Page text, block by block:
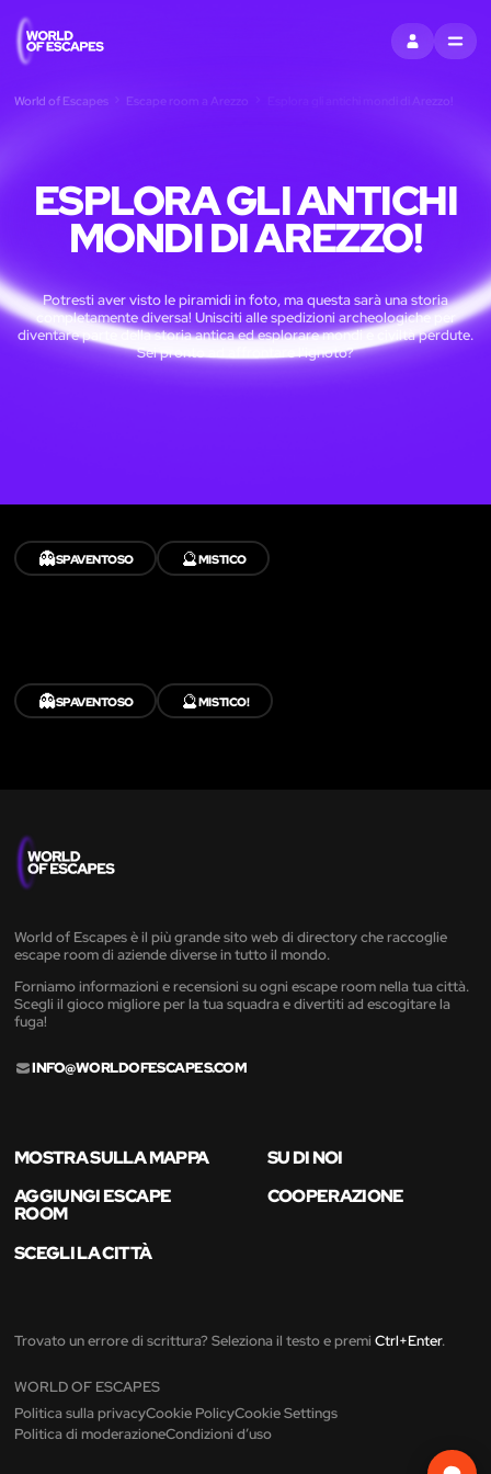
ACCEDIMENU
World of Escapes Escape room a Arezzo Esplora gli antichi mondi di Arezzo!
ESPLORA GLI ANTICHI
MONDI DI AREZZO!
Potresti aver visto le piramidi in foto, ma questa sarà una storia
completamente diversa! Unisciti alle spedizioni archeologiche per
diventare parte della storia antica ed esplorare mondi e civiltà perdute.
Sei pronto ad affrontare l'ignoto?
👻SPAVENTOSO 🔮MISTICO
👻SPAVENTOSO 🔮MISTICO!
World of Escapes è il più grande sito web di directory che raccoglie
escape room di aziende diverse in tutto il mondo.
Forniamo informazioni e recensioni su ogni escape room nella tua città.
Scegli il gioco migliore per la tua squadra e divertiti ad escogitare la
fuga!
INFO@WORLDOFESCAPES.COM
MOSTRA SULLA MAPPA
SU DI NOI
AGGIUNGI ESCAPE
ROOM
COOPERAZIONE
SCEGLI LA CITTÀ
Trovato un errore di scrittura? Seleziona il testo e premi Ctrl+Enter.
WORLD OF ESCAPES
Politica sulla privacyCookie PolicyCookie Settings
Politica di moderazioneCondizioni d’uso